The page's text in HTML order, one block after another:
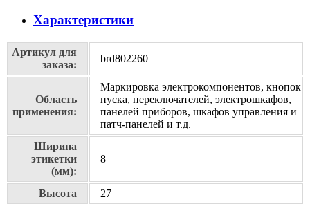
Характеристики
Артикул для
заказа:
brd802260
Область
применения:
Маркировка электрокомпонентов, кнопок
пуска, переключателей, электрошкафов,
панелей приборов, шкафов управления и
патч-панелей и т.д.
Ширина
этикетки
(мм):
8
Высота
27